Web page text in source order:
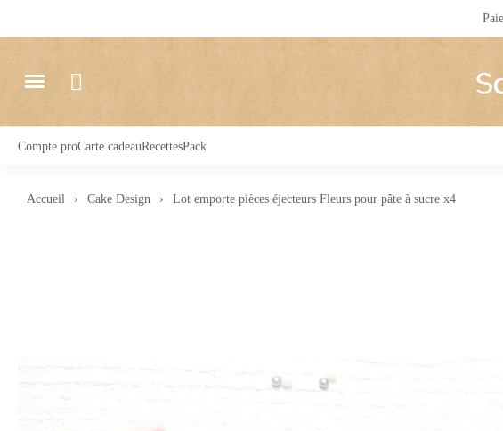
Compte proCarte cadeauRecettesPack
Accueil Cake Design Lot emporte pièces éjecteurs Fleurs pour pâte à sucre x4